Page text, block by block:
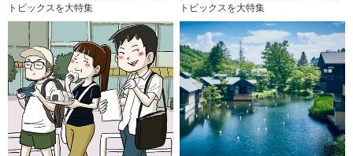
トピックスを大特集
トピックスを大特集